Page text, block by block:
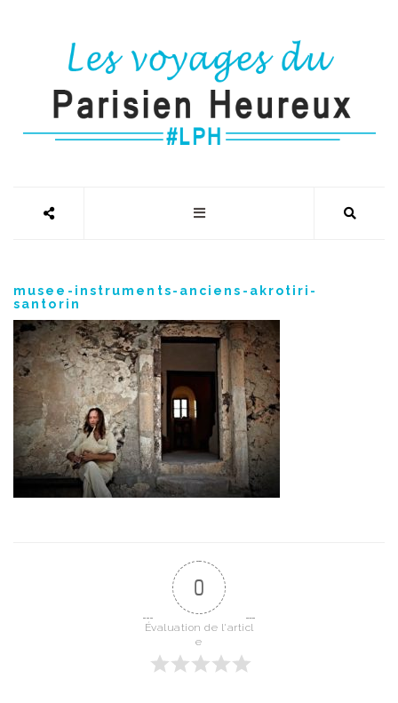
musee-instruments-anciens-akrotiri-
santorin
0
Évaluation de l'articl
e